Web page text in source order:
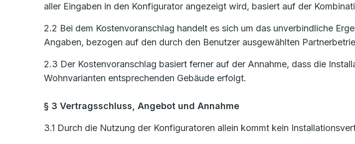
aller Eingaben in den Konfigurator angezeigt wird, basiert auf der
2.2 Bei dem Kostenvoranschlag handelt es sich um das unverbindliche
Angaben, bezogen auf den durch den Benutzer ausgewählten
2.3 Der Kostenvoranschlag basiert ferner auf der Annahme, dass die
Wohnvarianten entsprechenden Gebäude erfolgt.
§ 3 Vertragsschluss, Angebot und Annahme
3.1 Durch die Nutzung der Konfiguratoren allein kommt kein